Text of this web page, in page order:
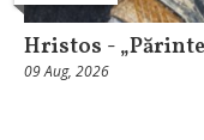
Hristos -
09 Aug, 2026